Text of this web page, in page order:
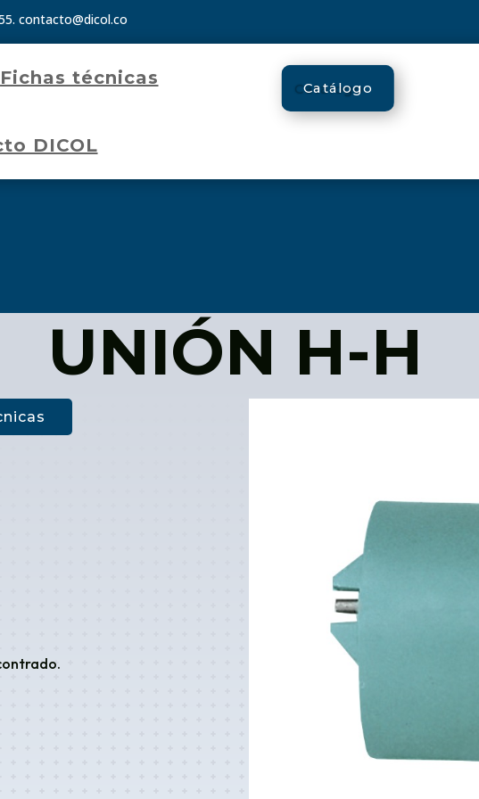
contacto@dicol.co
Fichas técnicas
DICOL
Catálogo
UNIÓN H-H